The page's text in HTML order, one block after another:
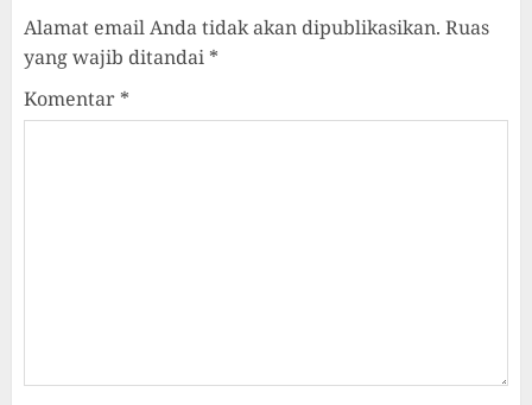
Alamat email Anda tidak akan dipublikasikan. Ruas
yang wajib ditandai *
Komentar *